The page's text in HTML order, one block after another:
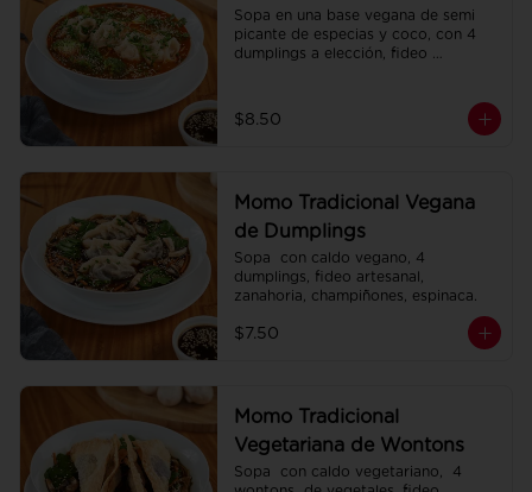
Sopa en una base vegana de semi
picante de especias y coco, con 4
dumplings a elección, fideo
$8.50
Momo Tradicional Vegana
de Dumplings
Sopa  con caldo vegano, 4
dumplings, fideo artesanal,
zanahoria, champiñones, espinaca.
$7.50
Momo Tradicional
Vegetariana de Wontons
Sopa  con caldo vegetariano,  4